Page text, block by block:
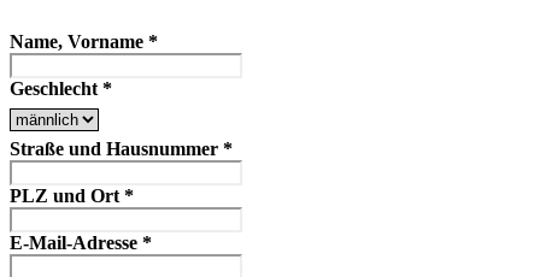
Name, Vorname *
Geschlecht *
Straße und Hausnummer *
PLZ und Ort *
E-Mail-Adresse *